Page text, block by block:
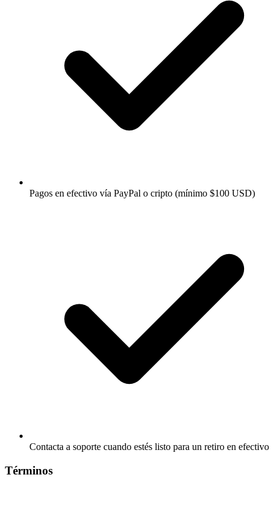
Pagos en efectivo vía PayPal o cripto (mínimo $100 USD)
Contacta a soporte cuando estés listo para un retiro en efectivo
Términos